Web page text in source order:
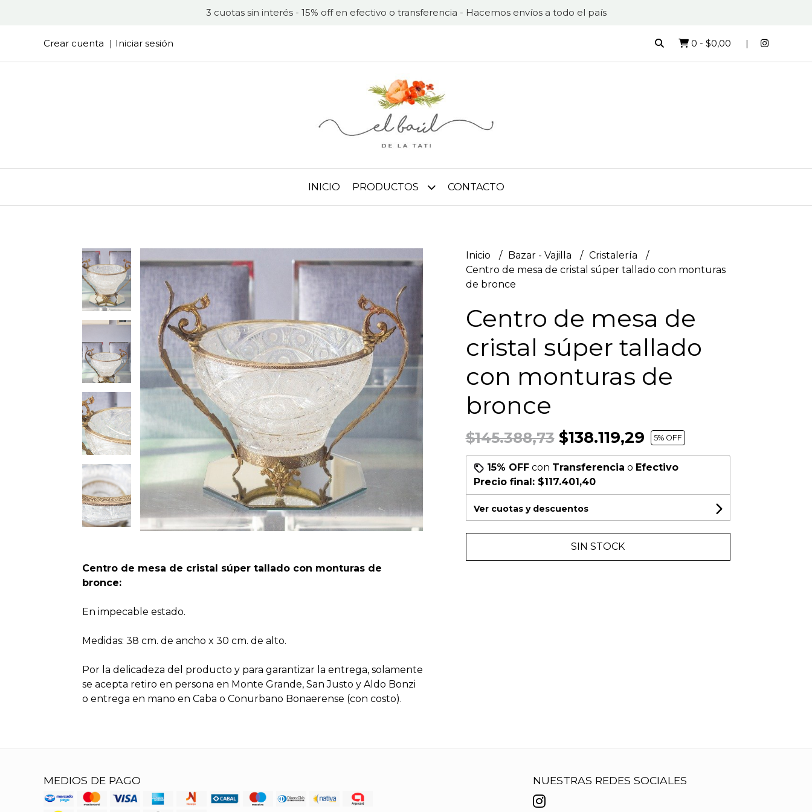
3 cuotas sin interés - 15% off en efectivo o transferencia - Hacemos envíos a todo el país
Crear cuenta Iniciar sesión 0 - $0,00
INICIO PRODUCTOS CONTACTO
Centro de mesa de cristal súper tallado con monturas de
bronce:
En impecable estado.
Medidas: 38 cm. de ancho x 30 cm. de alto.
Por la delicadeza del producto y para garantizar la entrega, solamente
se acepta retiro en persona en Monte Grande, San Justo y Aldo Bonzi
o entrega en mano en Caba o Conurbano Bonaerense (con costo).
Inicio Bazar - Vajilla
Cristalería
Centro de mesa de cristal súper tallado con monturas
de bronce
Centro de mesa de
cristal súper tallado
con monturas de
bronce
$145.388,73$138.119,29 5% OFF
15% OFFcon Transferencia o Efectivo
Precio final: $117.401,40
Ver cuotas y descuentos
SIN STOCK
MEDIOS DE PAGO NUESTRAS REDES SOCIALES